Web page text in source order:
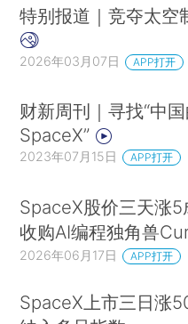
特别报道｜竞夺太空
2026年03月07日 APP打开
财新周刊｜寻找“中
SpaceX”
2023年07月15日 APP打开
SpaceX股价三天涨5
收购AI编程独角兽
2026年06月17日 APP打开
SpaceX上市三日涨